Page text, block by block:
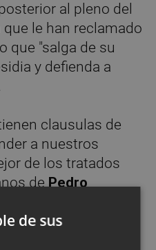
al pleno del
le han reclamado
que "salga de su
y defienda a
clausulas de
a nuestros
de los tratados
dePedro
defiende a los
de sus